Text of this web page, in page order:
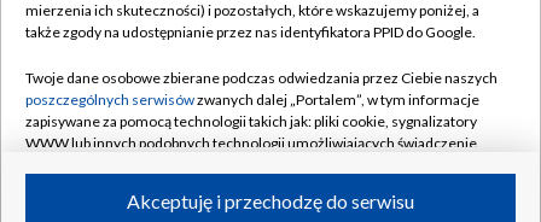
Naziemna Telewizja Cyfrowa
Rada Programowa
System NOS
Informacje o nadawcy
Program dla prasy
Pomoc
Kontakt
Kanały
mierzenia ich skuteczności) i pozostałych, które wskazujemy poniżej, a
także zgody na udostępnianie przez nas identyfikatora PPID do Google.
Twoje dane osobowe zbierane podczas odwiedzania przez Ciebie naszych
poszczególnych serwisówzwanych dalej „Portalem”, w tym informacje
zapisywane za pomocą technologii takich jak: pliki cookie, sygnalizatory
WWW lub innych podobnych technologii umożliwiających świadczenie
ruchu w Internecie.Akceptuję i przechodzę do serwisu